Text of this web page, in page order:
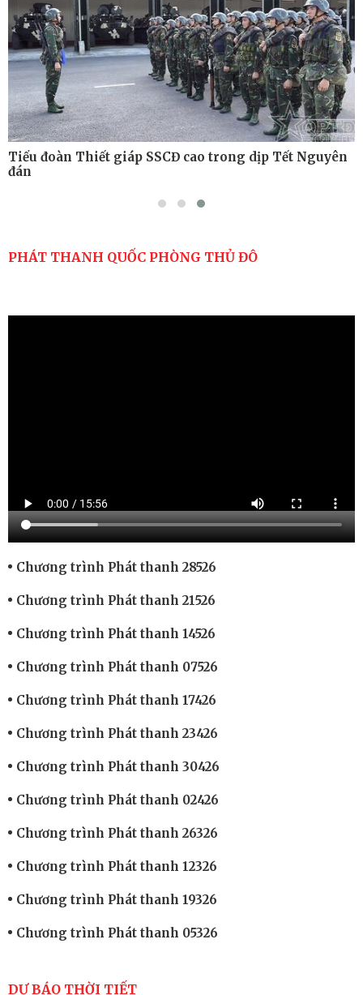
Tiểu đoàn Thiết giáp SSCĐ cao trong dịp Tết Nguyên
đán
PHÁT THANH QUỐC PHÒNG THỦ ĐÔ
Chương trình Phát thanh 28526
Chương trình Phát thanh 21526
Chương trình Phát thanh 14526
Chương trình Phát thanh 07526
Chương trình Phát thanh 17426
Chương trình Phát thanh 23426
Chương trình Phát thanh 30426
Chương trình Phát thanh 02426
Chương trình Phát thanh 26326
Chương trình Phát thanh 12326
Chương trình Phát thanh 19326
Chương trình Phát thanh 05326
DỰ BÁO THỜI TIẾT